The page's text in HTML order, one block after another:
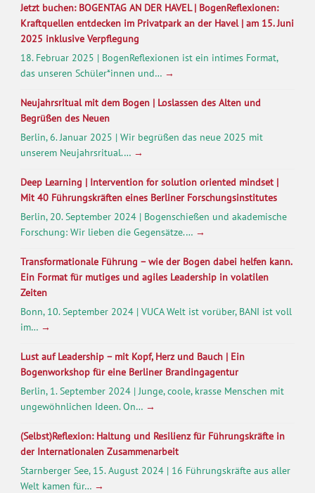
Jetzt buchen: BOGENTAG AN DER HAVEL | BogenReflexionen:
Kraftquellen entdecken im Privatpark an der Havel | am 15. Juni
2025 inklusive Verpflegung
18. Februar 2025 | BogenReflexionen ist ein intimes Format,
das unseren Schüler*innen und… →
Neujahrsritual mit dem Bogen | Loslassen des Alten und
Begrüßen des Neuen
Berlin, 6. Januar 2025 | Wir begrüßen das neue 2025 mit
unserem Neujahrsritual.… →
Deep Learning | Intervention for solution oriented mindset |
Mit 40 Führungskräften eines Berliner Forschungsinstitutes
Berlin, 20. September 2024 | Bogenschießen und akademische
Forschung: Wir lieben die Gegensätze.… →
Transformationale Führung – wie der Bogen dabei helfen kann.
Ein Format für mutiges und agiles Leadership in volatilen
Zeiten
Bonn, 10. September 2024 | VUCA Welt ist vorüber, BANI ist voll
im… →
Lust auf Leadership – mit Kopf, Herz und Bauch | Ein
Bogenworkshop für eine Berliner Brandingagentur
Berlin, 1. September 2024 | Junge, coole, krasse Menschen mit
ungewöhnlichen Ideen. On… →
(Selbst)Reflexion: Haltung und Resilienz für Führungskräfte in
der Internationalen Zusammenarbeit
Starnberger See, 15. August 2024 | 16 Führungskräfte aus aller
Welt kamen für… →